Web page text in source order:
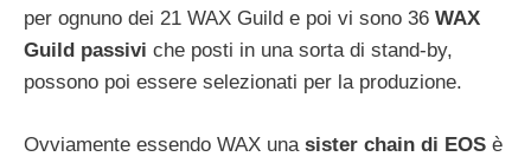
per ognuno dei 21 WAX Guild e poi vi sono 36 WAX
Guild passivi che posti in una sorta di stand-by,
possono poi essere selezionati per la produzione.
Ovviamente essendo WAX una sister chain di EOS è